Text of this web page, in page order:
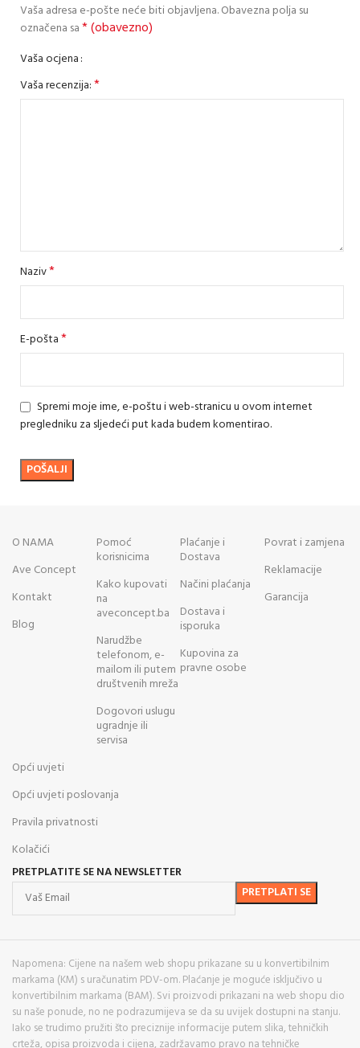
Vaša adresa e-pošte neće biti objavljena.Obavezna polja su
označena sa* (obavezno)
Vaša ocjena
Vaša recenzija:*
Naziv*
E-pošta*
Spremi moje ime, e-poštu i web-stranicu u ovom internet
pregledniku za sljedeći put kada budem komentirao.
O NAMA
Ave Concept
Kontakt
Blog
Pomoć
korisnicima
Kako kupovati
na
aveconcept.ba
Narudžbe
telefonom, e-
mailom ili putem
društvenih mreža
Dogovori uslugu
ugradnje ili
servisa
Plaćanje i
Dostava
Načini plaćanja
Dostava i
isporuka
Kupovina za
pravne osobe
Povrat i zamjena
Reklamacije
Garancija
Opći uvjeti
Opći uvjeti poslovanja
Pravila privatnosti
Kolačići
PRETPLATITE SE NA NEWSLETTER
Napomena: Cijene na našem web shopu prikazane su u konvertibilnim
markama (KM) s uračunatim PDV-om. Plaćanje je moguće isključivo u
konvertibilnim markama (BAM). Svi proizvodi prikazani na web shopu dio
su naše ponude, no ne podrazumijeva se da su uvijek dostupni na stanju.
Iako se trudimo pružiti što preciznije informacije putem slika, tehničkih
crteža, opisa proizvoda i cijena, zadržavamo pravo na tehničke